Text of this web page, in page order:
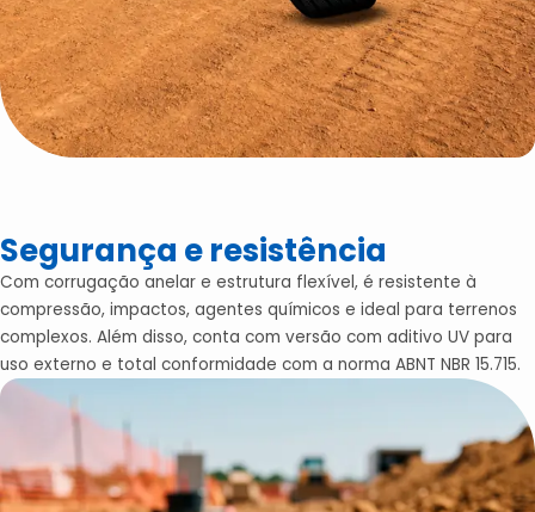
Segurança e resistência
Com corrugação anelar e estrutura flexível, é resistente à
compressão, impactos, agentes químicos e ideal para terrenos
complexos. Além disso, conta com versão com aditivo UV para
uso externo e total conformidade com a norma ABNT NBR 15.715.